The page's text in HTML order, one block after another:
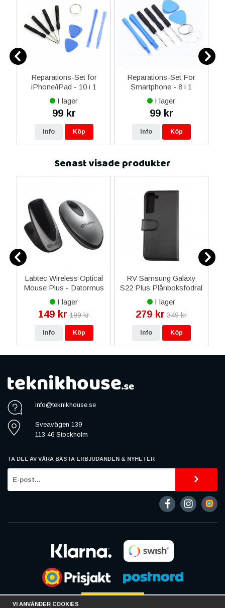
Reparations-Set för
iPhone/iPad - 10 i 1
I lager
99 kr
Info Köp
Reparations-Set För
Smartphone - 8 i 1
I lager
99 kr
Info Köp
Senast visade produkter
Labtec Wireless Optical
Mouse Plus - Datormus
- Svart/Grå
I lager
149 kr 199 kr
Info Köp
RV Samsung Galaxy
S22 Plus Plånboksfodral
med Magnet - Svart
I lager
279 kr 349 kr
Info Köp
info@teknikhouse.se
Sveavägen 139
113 46 Stockholm
TA DEL AV VÅRA BÄSTA ERBJUDANDEN & NYHETER
VI ANVÄNDER COOKIES